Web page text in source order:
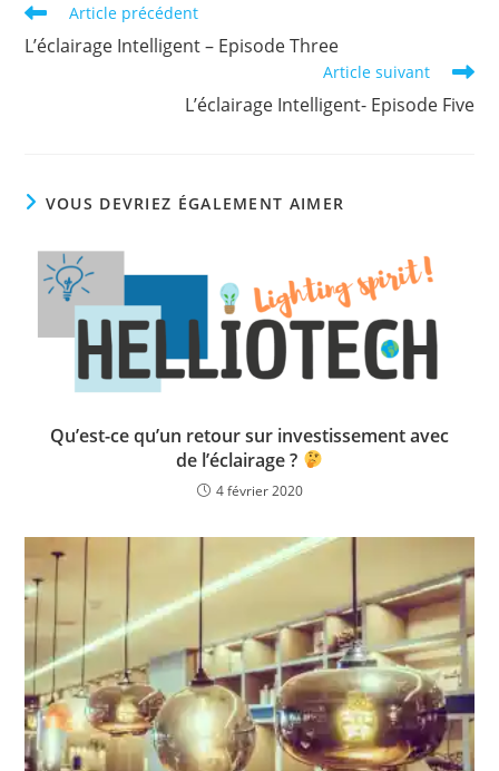
Read
more
articles
Article précédent
L’éclairage Intelligent – Episode Three
Article suivant
L’éclairage Intelligent- Episode Five
VOUS DEVRIEZ ÉGALEMENT AIMER
Qu’est-ce qu’un retour sur investissement avec
de l’éclairage ?
4 février 2020